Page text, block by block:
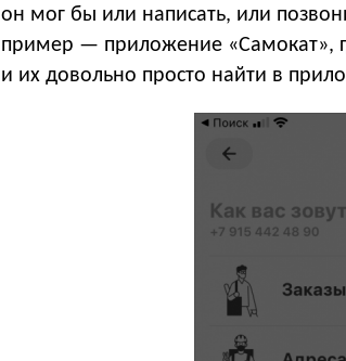
он мог бы или написать, или
пример — приложение «Самокат»,
и их довольно просто найти в